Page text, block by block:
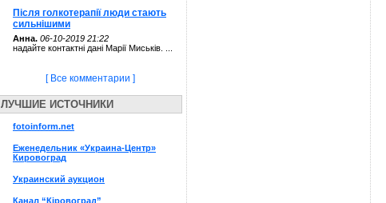
Після голкотерапії люди стають
сильнішими
Анна. 06-10-2019 21:22
надайте контактні дані Марії Миськів. ...
[ Все комментарии ]
ЛУЧШИЕ ИСТОЧНИКИ
fotoinform.net
Еженедельник «Украина-Центр»
Кировоград
Украинский аукцион
Канал “Кіровоград”